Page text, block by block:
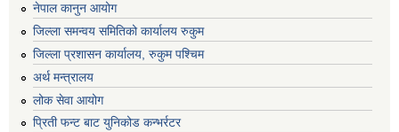
नेपाल कानुन आयोग
जिल्ला समन्वय समितिको कार्यालय रुकुम
जिल्ला प्रशासन कार्यालय, रुकुम पश्चिम
अर्थ मन्त्रालय
लोक सेवा आयोग
प्रिती फन्ट बाट युनिकोड कन्भर्रटर